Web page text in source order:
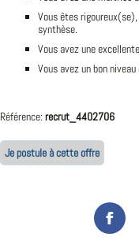
Vous êtes
synthèse.
Vous avez une
Vous avez un bon
Référence: recrut_4402706
Je postule à cette offre